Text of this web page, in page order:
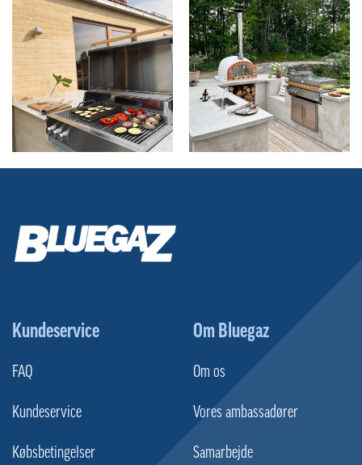
Kundeservice
FAQ
Kundeservice
Købsbetingelser
Om Bluegaz
Om os
Vores ambassadører
Samarbejde